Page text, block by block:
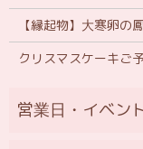
【縁起物】大寒卵の
クリスマスケーキご